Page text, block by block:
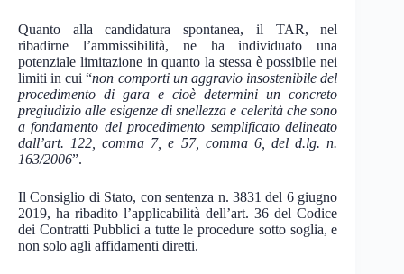
Quanto alla candidatura spontanea, il TAR, nel
ribadirne l’ammissibilità, ne ha individuato una
potenziale limitazione in quanto la stessa è possibile nei
limiti in cui “non comporti un aggravio insostenibile del
procedimento di gara e cioè determini un concreto
pregiudizio alle esigenze di snellezza e celerità che sono
a fondamento del procedimento semplificato delineato
dall’art. 122, comma 7, e 57, comma 6, del d.lg. n.
163/2006”.
Il Consiglio di Stato, con sentenza n. 3831 del 6 giugno
2019, ha ribadito l’applicabilità dell’art. 36 del Codice
dei Contratti Pubblici a tutte le procedure sotto soglia, e
non solo agli affidamenti diretti.